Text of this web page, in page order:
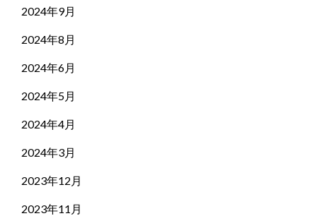
2024年9月
2024年8月
2024年6月
2024年5月
2024年4月
2024年3月
2023年12月
2023年11月